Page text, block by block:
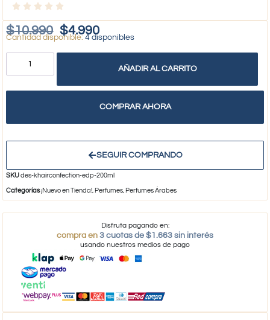
$10.990 $4.9904 disponibles
AÑADIR AL CARRITO
COMPRAR AHORA
SEGUIR COMPRANDO
SKUdes-khairconfection-edp-200ml
Categorías¡Nuevo en Tienda!, Perfumes, Perfumes Árabes
Disfruta pagando en:
compra en 3 cuotas de $1.663 sin interés
usando nuestros medios de pago